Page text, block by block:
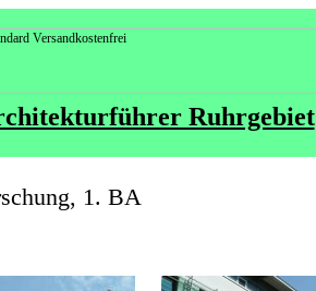
Ruhrgebiet
1. BA